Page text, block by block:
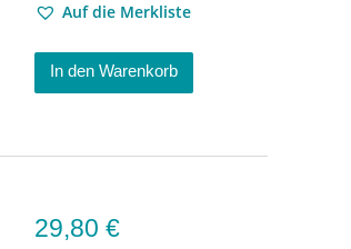
Auf die Merkliste
In den Warenkorb
29,80 €